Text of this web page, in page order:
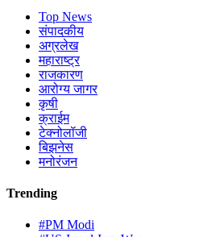
Top News
संपादकीय
अग्रलेख
महाराष्ट्र
राजकारण
आरोग्य जागर
कृषी
क्राईम
टेक्नोलॉजी
बिझनेस
मनोरंजन
Trending
#PM Modi